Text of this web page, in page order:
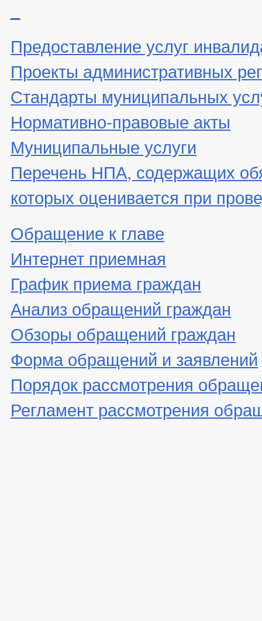
Предоставление услуг
Проекты административных
Стандарты муниципальных
Нормативно-правовые акты
Муниципальные услуги
Перечень НПА, содержащих
которых оценивается при
Обращение к главе
Интернет приемная
График приема граждан
Анализ обращений граждан
Обзоры обращений граждан
Форма обращений и заявлений
Порядок рассмотрения
Регламент рассмотрения